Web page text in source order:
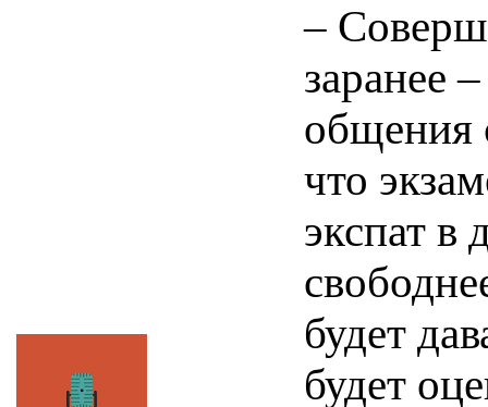
–
заранее
общения
что
экспат в
будет
будет